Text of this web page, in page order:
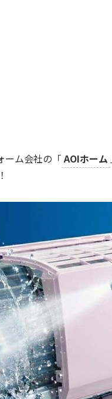
ーム会社の「 AOIホーム